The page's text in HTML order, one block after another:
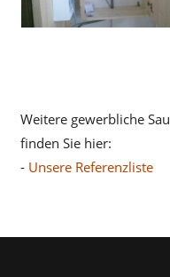
Weitere gewerbliche
finden Sie hier:
- Unsere Referenzliste